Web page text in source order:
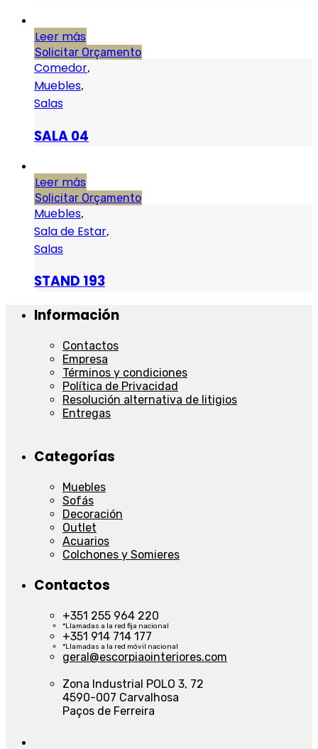
Leer más
Solicitar Orçamento
Comedor,
Muebles,
Salas
SALA 04
Leer más
Solicitar Orçamento
Muebles,
Sala de Estar,
Salas
STAND 193
Información
Contactos
Empresa
Términos y condiciones
Política de Privacidad
Resolución alternativa de litigios
Entregas
Categorías
Muebles
Sofás
Decoración
Outlet
Acuarios
Colchones y Somieres
Contactos
+351 255 964 220
*Llamadas a la red fija nacional
+351 914 714 177
*Llamadas a la red móvil nacional
geral@escorpiaointeriores.com
Zona Industrial POLO 3, 72
4590-007 Carvalhosa
Paços de Ferreira